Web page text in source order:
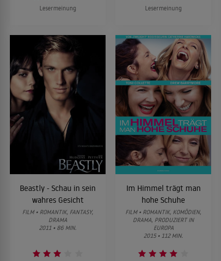
Lesermeinung Lesermeinung
Beastly - Schau in sein
wahres Gesicht
FILM • ROMANTIK, FANTASY,
DRAMA
2011 • 86 MIN.
Im Himmel trägt man
hohe Schuhe
FILM • ROMANTIK, KOMÖDIEN,
DRAMA, PRODUZIERT IN
EUROPA
2015 • 112 MIN.